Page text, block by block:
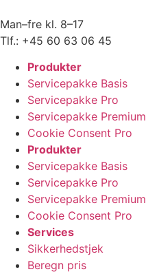
Man–fre kl. 8–17
Tlf.: +45 60 63 06 45
Produkter
Servicepakke Basis
Servicepakke Pro
Servicepakke Premium
Cookie Consent Pro
Produkter
Servicepakke Basis
Servicepakke Pro
Servicepakke Premium
Cookie Consent Pro
Services
Sikkerhedstjek
Beregn pris